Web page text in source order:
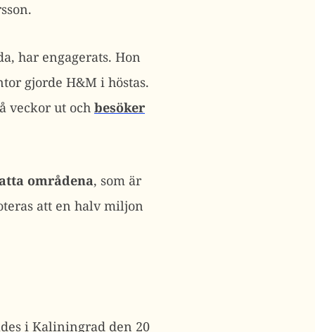
har engagerats. Hon
gjorde H&M i höstas.
veckor ut och besöker
områdena, som är
att en halv miljon
i Kaliningrad den 20